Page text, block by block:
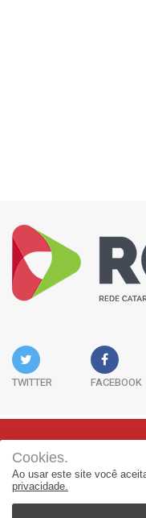
TWITTER FACEBOOK
Rua Adolfo Melo, 38 -
(48) 3298-7979
Cookies.
Ao usar este site você
privacidade.